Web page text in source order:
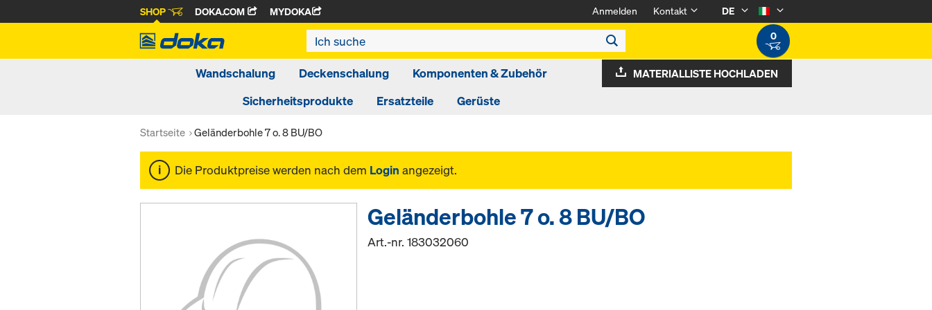
SHOP DOKA.COM MYDOKA Anmelden Kontakt
DE
0
Wandschalung Deckenschalung
Komponenten & Zubehör
Sicherheitsprodukte
Ersatzteile Gerüste
MATERIALLISTE HOCHLADEN
Startseite Geländerbohle 7 o. 8 BU/BO
Die Produktpreise werden nach dem Login angezeigt.
Geländerbohle 7 o. 8 BU/BO
Art.-nr.183032060